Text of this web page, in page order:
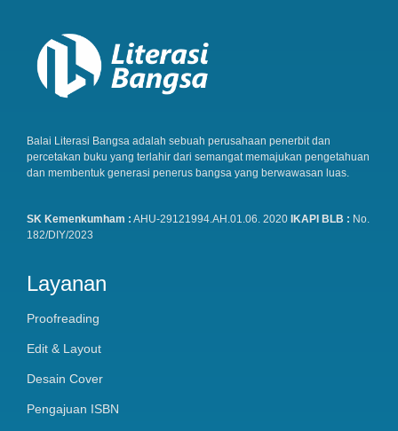
Balai Literasi Bangsa adalah sebuah perusahaan penerbit dan
percetakan buku yang terlahir dari semangat memajukan pengetahuan
dan membentuk generasi penerus bangsa yang berwawasan luas.
SK Kemenkumham : AHU-29121994.AH.01.06. 2020 IKAPI BLB : No.
182/DIY/2023
Layanan
Proofreading
Edit & Layout
Desain Cover
Pengajuan ISBN